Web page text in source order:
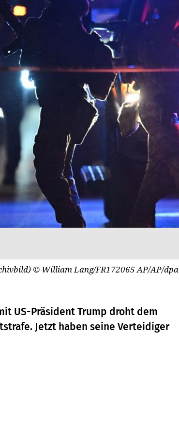
© William Lang/FR172065 AP/AP/dpa
US-Präsident Trump droht dem
Jetzt haben seine Verteidiger